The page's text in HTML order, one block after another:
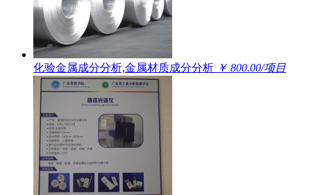
化验金属成分分析,金属材质成分分析 ￥ 800.00/项目